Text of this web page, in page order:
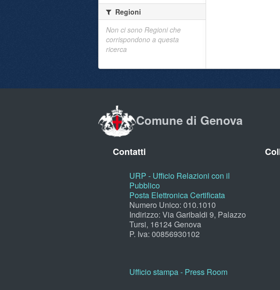
Regioni
Non ci sono Regioni che
corrispondono a questa
ricerca
Comune di Genova
Contatti
URP - Ufficio Relazioni con il
Pubblico
Posta Elettronica Certificata
Numero Unico: 010.1010
Indirizzo: Via Garibaldi 9, Palazzo
Tursi, 16124 Genova
P. Iva: 00856930102
Ufficio stampa - Press Room